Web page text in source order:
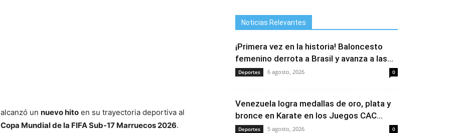
alcanzó un nuevo hito en su trayectoria deportiva al
Copa Mundial de la FIFA Sub-17 Marruecos 2026.
Noticias Relevantes
¡Primera vez en la historia! Baloncesto
femenino derrota a Brasil y avanza a las...
Deportes 6 agosto, 2026 0
Venezuela logra medallas de oro, plata y
bronce en Karate en los Juegos CAC...
Deportes 5 agosto, 2026 0